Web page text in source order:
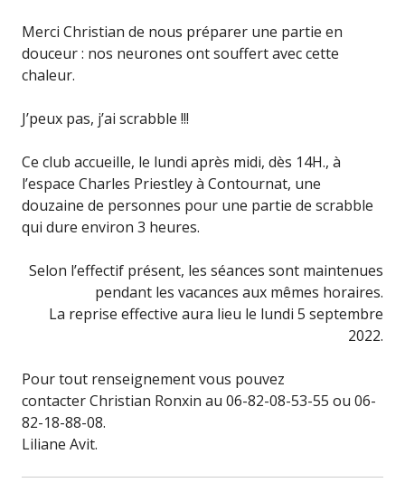
Merci Christian de nous préparer une partie en
douceur : nos neurones ont souffert avec cette
chaleur.
J’peux pas, j’ai scrabble !!!
Ce club accueille, le lundi après midi, dès 14H., à
l’espace Charles Priestley à Contournat, une
douzaine de personnes pour une partie de scrabble
qui dure environ 3 heures.
Selon l’effectif présent, les séances sont maintenues
pendant les vacances aux mêmes horaires.
La reprise effective aura lieu le lundi 5 septembre
2022.
Pour tout renseignement vous pouvez
contacter Christian Ronxin au 06-82-08-53-55 ou 06-
82-18-88-08.
Liliane Avit.